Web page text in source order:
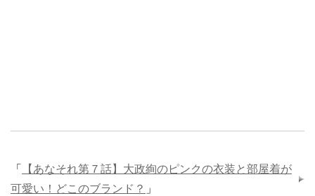
「
【あなそれ第７話】大政絢のピンクの衣装と部屋着が
可愛い！どこのブランド？ 」